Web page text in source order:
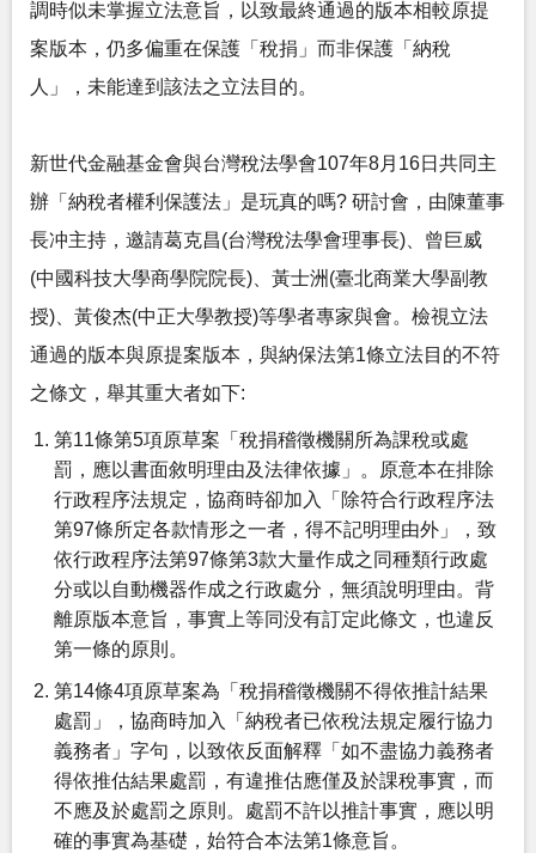
調時似未掌握立法意旨，以致最終通過的版本相較原提
案版本，仍多偏重在保護「稅捐」而非保護「納稅
人」，未能達到該法之立法目的。
新世代金融基金會與台灣稅法學會107年8月16日共同主
辦「納稅者權利保護法」是玩真的嗎? 研討會，由陳董事
長冲主持，邀請葛克昌(台灣稅法學會理事長)、曾巨威
(中國科技大學商學院院長)、黃士洲(臺北商業大學副教
授)、黃俊杰(中正大學教授)等學者專家與會。檢視立法
通過的版本與原提案版本，與納保法第1條立法目的不符
之條文，舉其重大者如下:
第11條第5項原草案「稅捐稽徵機關所為課稅或處
罰，應以書面敘明理由及法律依據」。原意本在排除
行政程序法規定，協商時卻加入「除符合行政程序法
第97條所定各款情形之一者，得不記明理由外」，致
依行政程序法第97條第3款大量作成之同種類行政處
分或以自動機器作成之行政處分，無須說明理由。背
離原版本意旨，事實上等同没有訂定此條文，也違反
第一條的原則。
第14條4項原草案為「稅捐稽徵機關不得依推計結果
處罰」，協商時加入「納稅者已依稅法規定履行協力
義務者」字句，以致依反面解釋「如不盡協力義務者
得依推估結果處罰，有違推估應僅及於課稅事實，而
不應及於處罰之原則。處罰不許以推計事實，應以明
確的事實為基礎，始符合本法第1條意旨。